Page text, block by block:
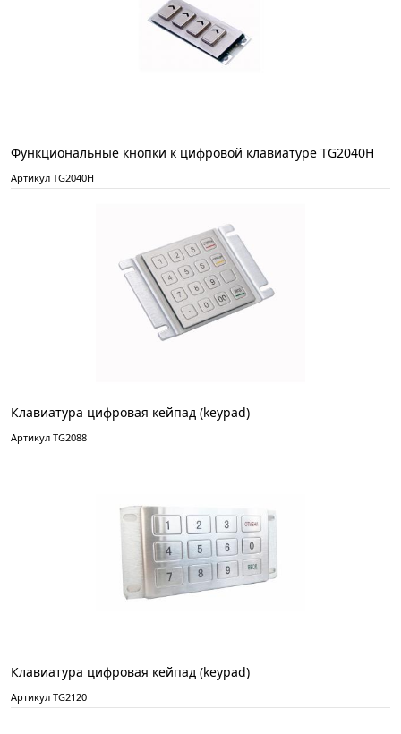
Функциональные кнопки к цифровой клавиатуре TG2040Н
Артикул TG2040Н
Клавиатура цифровая кейпад (keypad)
Артикул TG2088
Клавиатура цифровая кейпад (keypad)
Артикул TG2120